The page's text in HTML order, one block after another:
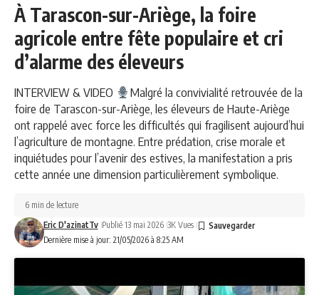
À Tarascon-sur-Ariège, la foire
agricole entre fête populaire et cri
d’alarme des éleveurs
INTERVIEW & VIDEO
Malgré la convivialité retrouvée de la
foire de Tarascon-sur-Ariège, les éleveurs de Haute-Ariège
ont rappelé avec force les difficultés qui fragilisent aujourd’hui
l’agriculture de montagne. Entre prédation, crise morale et
inquiétudes pour l’avenir des estives, la manifestation a pris
cette année une dimension particulièrement symbolique.
Dernière mise à jour: 21/05/2026 à 8:25 AM
Eric D'azinatTv Publié 13 mai 2026 3K Vues
6 min de lecture